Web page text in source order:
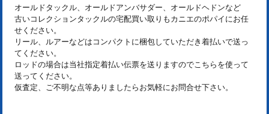
オールドタックル、オールドアンバサダー、オールドヘドンなど
古いコレクションタックルの宅配買い取りもカニエのポパイにお任
せください。
リール、ルアーなどはコンパクトに梱包していただき着払いで送っ
てください。
ロッドの場合は当社指定着払い伝票を送りますのでこちらを使って
送ってください。
仮査定、ご不明な点等ありましたらお気軽にお問合せ下さい。